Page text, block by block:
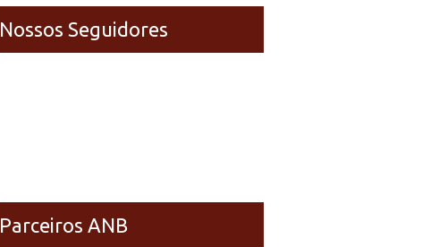
Nossos Seguidores
Parceiros ANB